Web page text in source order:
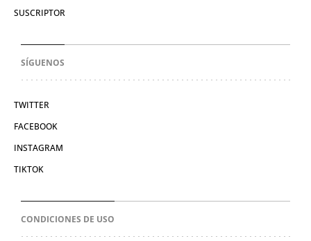
SUSCRIPTOR
SÍGUENOS
TWITTER
FACEBOOK
INSTAGRAM
TIKTOK
CONDICIONES DE USO